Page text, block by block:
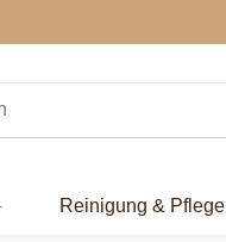
Reinigung & Pflege